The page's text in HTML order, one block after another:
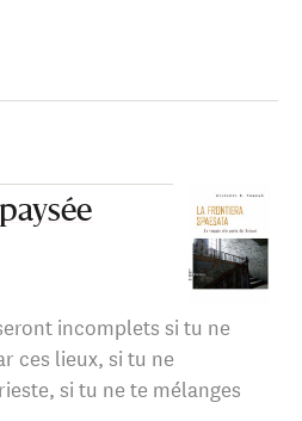
incomplets si tu ne
ces lieux, si tu ne
si tu ne te mélanges